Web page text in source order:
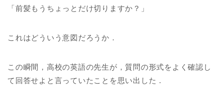
「前髪もうちょっとだけ切りますか？」
これはどういう意図だろうか．
この瞬間，高校の英語の先生が，質問の形式をよく確認し
て回答せよと言っていたことを思い出した．